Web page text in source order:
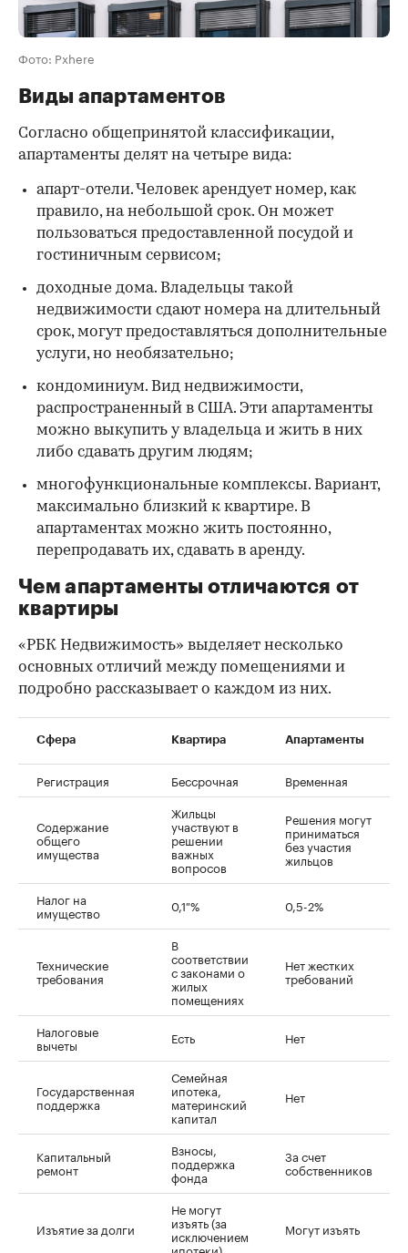
Фото: Pxhere
Виды апартаментов
Согласно общепринятой классификации,
апартаменты делят на четыре вида:
апарт-отели. Человек арендует номер, как
правило, на небольшой срок. Он может
пользоваться предоставленной посудой и
гостиничным сервисом;
доходные дома. Владельцы такой
недвижимости сдают номера на длительный
срок, могут предоставляться дополнительные
услуги, но необязательно;
кондоминиум. Вид недвижимости,
распространенный в США. Эти апартаменты
можно выкупить у владельца и жить в них
либо сдавать другим людям;
многофункциональные комплексы. Вариант,
максимально близкий к квартире. В
апартаментах можно жить постоянно,
перепродавать их, сдавать в аренду.
Чем апартаменты отличаются от
квартиры
«РБК Недвижимость» выделяет несколько
основных отличий между помещениями и
подробно рассказывает о каждом из них.
Сфера Квартира Апартаменты
Регистрация Бессрочная Временная
Содержание
общего
имущества
Жильцы
участвуют в
решении
важных
вопросов
Решения могут
приниматься
без участия
жильцов
Налог на
имущество 0,1 % 0,5-2%
Технические
требования
В
соответствии
с законами о
жилых
помещениях
Нет жестких
требований
Налоговые
вычеты Есть Нет
Государственная
поддержка
Семейная
ипотека,
материнский
капитал
Нет
Капитальный
ремонт
Взносы,
поддержка
фонда
За счет
собственников
Изъятие за долги
Не могут
изъять (за
исключением Могут изъять